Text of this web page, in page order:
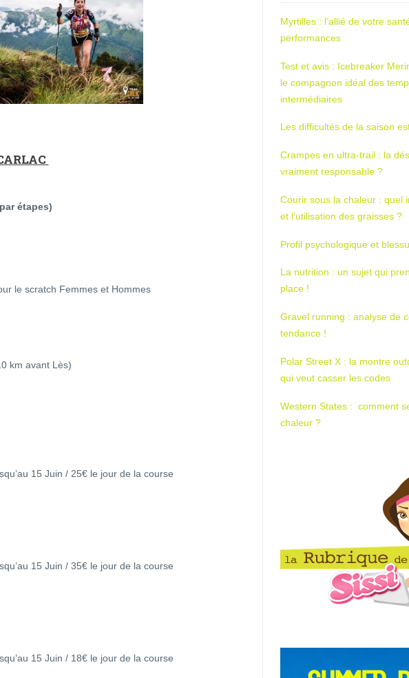
étapes)
le scratch Femmes et Hommes
km avant Lès)
15 Juin / 25€ le jour de la course
15 Juin / 35€ le jour de la course
15 Juin / 18€ le jour de la course
Myrtilles : l’allié de votre
performances
Test et avis : Icebreaker
le compagnon idéal des
intermédiaires
Les difficultés de la saison
Crampes en ultra-trail : la
vraiment responsable ?
Courir sous la chaleur : quel
et l’utilisation des graisses ?
Profil psychologique et
La nutrition : un sujet qui
place !
Gravel running : analyse de
tendance !
Polar Street X : la montre
qui veut casser les codes
Western States : comment
chaleur ?